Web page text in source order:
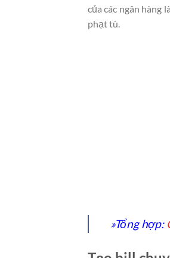
của các ngân hàng
phạt tù.
»Tổng hợp: